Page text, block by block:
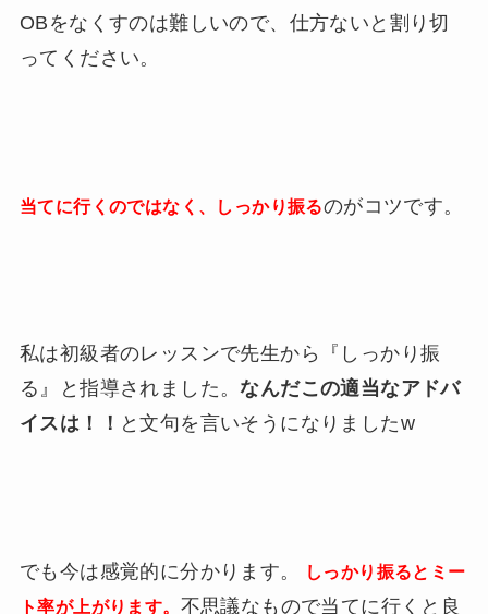
OBをなくすのは難しいので、仕方ないと割り切
ってください。
当てに行くのではなく、しっかり振るのがコツです。
私は初級者のレッスンで先生から『しっかり振
る』と指導されました。なんだこの適当なアドバ
イスは！！ と文句を言いそうになりましたw
でも今は感覚的に分かります。
しっかり振るとミー
ト率が上がります。 不思議なもので当てに行くと良